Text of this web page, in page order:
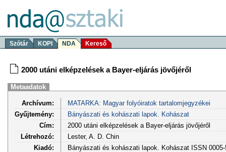
Szótár KOPI NDA Kereső
2000 utáni elképzelések a Bayer-eljárás jövőjéről
Metaadatok
Archívum:
MATARKA: Magyar folyóiratok tartalomjegyzékei
Gyűjtemény:
Bányászati és kohászati lapok. Kohászat
Cím:
2000 utáni elképzelések a Bayer-eljárás jövőjéről
Létrehozó:
Lester, A. D. Chin
Kiadó:
Bányászati és kohászati lapok. Kohászat ISSN 0005-